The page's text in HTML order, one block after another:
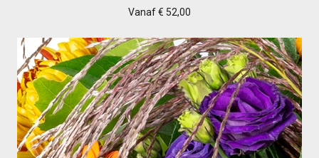
Vanaf € 52,00